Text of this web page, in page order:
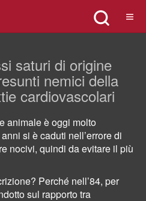
saturi di origine
nemici della
cardiovascolari
animale è oggi molto
si è caduti nell’errore di
nocivi, quindi da evitare il più
Perché nell’84, per
sul rapporto tra